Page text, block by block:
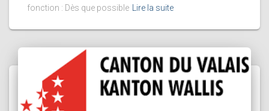
fonction : Dès que possible Lire la suite